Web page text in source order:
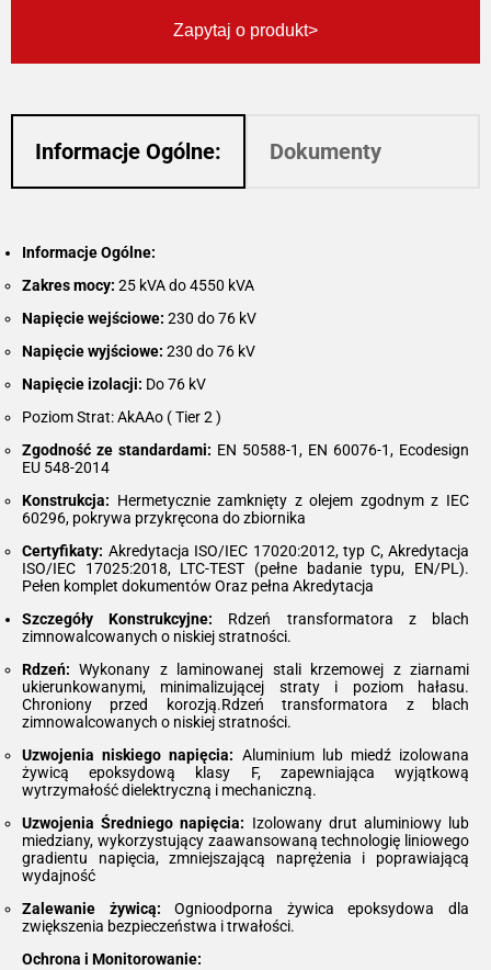
Zapytaj o produkt
Informacje Ogólne: Dokumenty
Informacje Ogólne:
Zakres mocy: 25 kVA do 4550 kVA
Napięcie wejściowe: 230 do 76 kV
Napięcie wyjściowe: 230 do 76 kV
Napięcie izolacji: Do 76 kV
Poziom Strat: AkAAo ( Tier 2 )
Zgodność ze standardami: EN 50588-1, EN 60076-1, Ecodesign
EU 548-2014
Konstrukcja: Hermetycznie zamknięty z olejem zgodnym z IEC
60296, pokrywa przykręcona do zbiornika
Certyfikaty: Akredytacja ISO/IEC 17020:2012, typ C, Akredytacja
ISO/IEC 17025:2018, LTC-TEST (pełne badanie typu, EN/PL).
Pełen komplet dokumentów Oraz pełna Akredytacja
Szczegóły Konstrukcyjne: Rdzeń transformatora z blach
zimnowalcowanych o niskiej stratności.
Rdzeń: Wykonany z laminowanej stali krzemowej z ziarnami
ukierunkowanymi, minimalizującej straty i poziom hałasu.
Chroniony przed korozją.Rdzeń transformatora z blach
zimnowalcowanych o niskiej stratności.
Uzwojenia niskiego napięcia: Aluminium lub miedź izolowana
żywicą epoksydową klasy F, zapewniająca wyjątkową
wytrzymałość dielektryczną i mechaniczną.
Uzwojenia Średniego napięcia: Izolowany drut aluminiowy lub
miedziany, wykorzystujący zaawansowaną technologię liniowego
gradientu napięcia, zmniejszającą naprężenia i poprawiającą
wydajność
Zalewanie żywicą: Ognioodporna żywica epoksydowa dla
zwiększenia bezpieczeństwa i trwałości.
Ochrona i Monitorowanie: